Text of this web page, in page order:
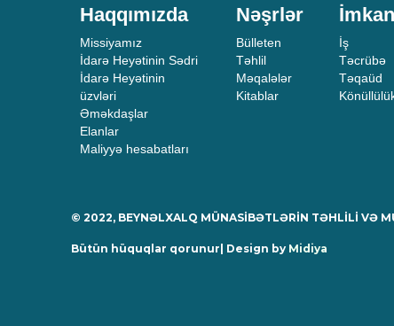
Haqqımızda
Missiyamız
İdarə Heyətinin Sədri
İdarə Heyətinin
üzvləri
Əməkdaşlar
Elanlar
Maliyyə hesabatları
Nəşrlər
Bülleten
Təhlil
Məqalələr
Kitablar
İş
Təcrübə
Təqaüd
© 2022, BEYNƏLXALQ MÜNASİBƏTLƏRİN TƏHLİLİ VƏ
Bütün hüquqlar qorunur| Design by Midiya